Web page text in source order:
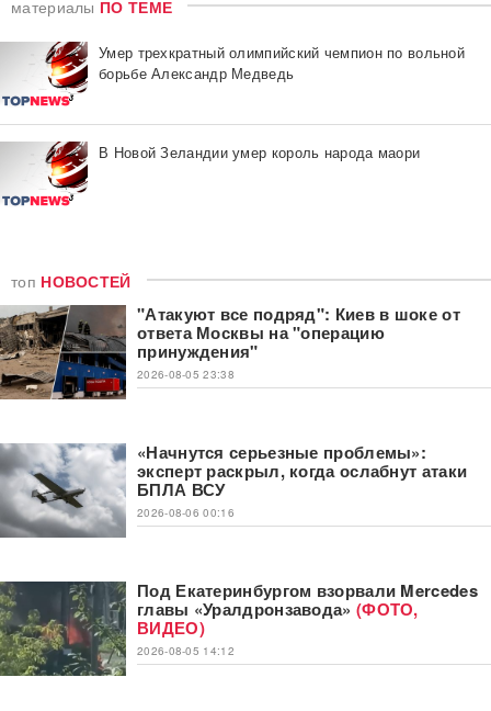
материалы ПО ТЕМЕ
Умер трехкратный олимпийский чемпион по вольной
борьбе Александр Медведь
В Новой Зеландии умер король народа маори
топ НОВОСТЕЙ
"Атакуют все подряд": Киев в шоке от
ответа Москвы на "операцию
принуждения"
2026-08-05 23:38
«Начнутся серьезные проблемы»:
эксперт раскрыл, когда ослабнут атаки
БПЛА ВСУ
2026-08-06 00:16
Под Екатеринбургом взорвали Mercedes
главы «Уралдронзавода» (ФОТО,
ВИДЕО)
2026-08-05 14:12